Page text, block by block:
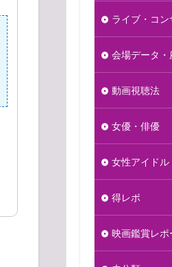
ライブ・コン
会場データ・
動画視聴法
女優・俳優
女性アイドル
得レポ
映画鑑賞レポ